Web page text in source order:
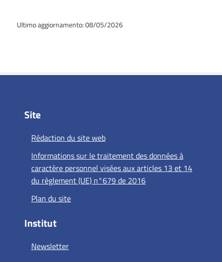
Ultimo aggiornamento: 08/05/2026
Site
Rédaction du site web
Informations sur le traitement des données à
caractère personnel visées aux articles 13 et 14
du règlement (UE) n°679 de 2016
Plan du site
Institut
Newsletter